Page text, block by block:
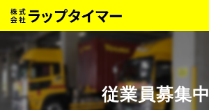
従業員募集中